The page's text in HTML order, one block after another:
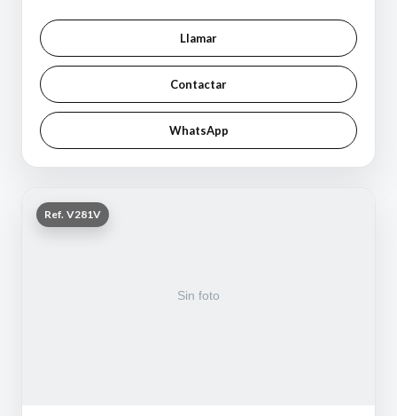
Llamar
Contactar
WhatsApp
Ref. V281V